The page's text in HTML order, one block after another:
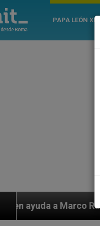
PAPA LEÓN XIV
persecución de